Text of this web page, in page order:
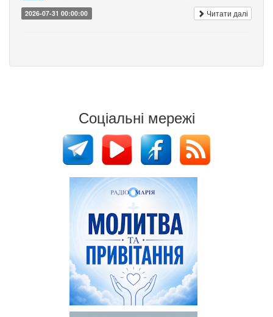
2026-07-31 00:00:00 Читати далі
Соціальні мережі